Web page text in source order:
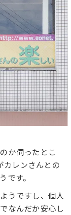
か伺ったとこ
カレンさんとの
です。
うですし、個人
なんだか安心し